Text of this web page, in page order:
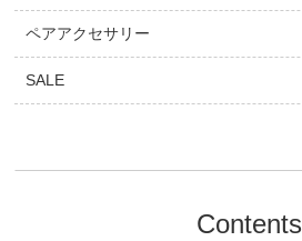
ペアアクセサリー
SALE
Contents